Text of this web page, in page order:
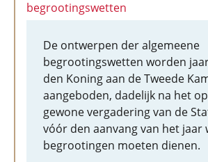
begrootingswetten
De ontwerpen der algemeene
begrootingswetten worden
den Koning aan de Tweede
aangeboden, dadelijk na het
gewone vergadering van de
vóór den aanvang van het jaar
begrootingen moeten dienen.